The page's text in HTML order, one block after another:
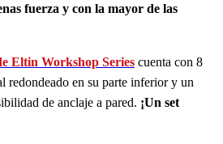
fuerza y con la mayor de las
Eltin Workshop Series cuenta con 8
redondeado en su parte inferior y un
de anclaje a pared. ¡Un set